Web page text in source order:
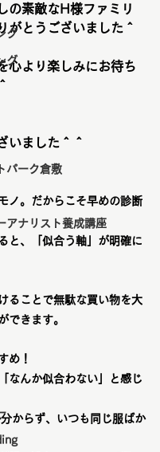
グ
グ
パーク倉敷
アナリスト養成講座
の素敵なH様ファミリ
がとうございました＾
心より楽しみにお待ち
いました＾＾
ノ。だからこそ早めの診断
と、「似合う軸」が明確に
ることで無駄な買い物を大
できます。
め！
なんか似合わない」と感じ
からず、いつも同じ服ばか